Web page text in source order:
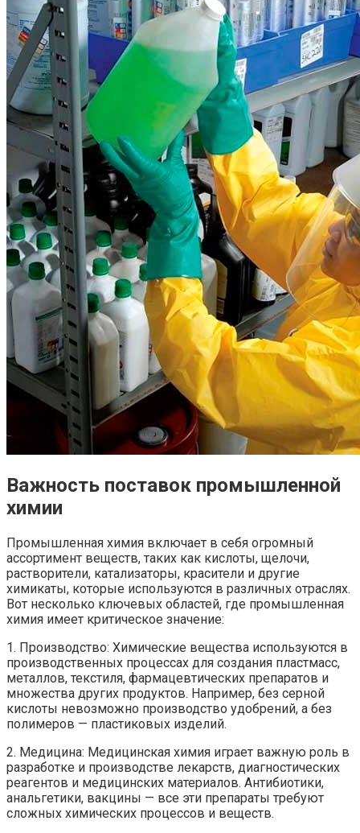
Важность поставок промышленной
химии
Промышленная химия включает в себя огромный
ассортимент веществ, таких как кислоты, щелочи,
растворители, катализаторы, красители и другие
химикаты, которые используются в различных отраслях.
Вот несколько ключевых областей, где промышленная
химия имеет критическое значение:
1. Производство: Химические вещества используются в
производственных процессах для создания пластмасс,
металлов, текстиля, фармацевтических препаратов и
множества других продуктов. Например, без серной
кислоты невозможно производство удобрений, а без
полимеров — пластиковых изделий.
2. Медицина: Медицинская химия играет важную роль в
разработке и производстве лекарств, диагностических
реагентов и медицинских материалов. Антибиотики,
анальгетики, вакцины — все эти препараты требуют
сложных химических процессов и веществ.